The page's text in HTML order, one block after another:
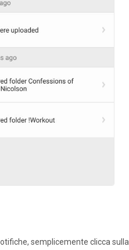
semplicemente clicca sulla